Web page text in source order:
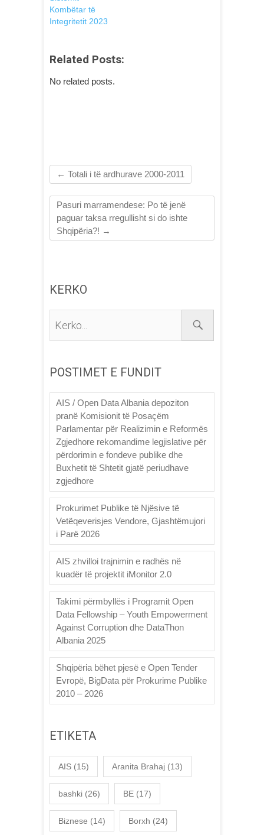
Kombëtar të
Integritetit 2023
Related Posts:
No related posts.
← Totali i të ardhurave 2000-2011
Pasuri marramendese: Po të jenë
paguar taksa rregullisht si do ishte
Shqipëria?! →
KERKO
POSTIMET E FUNDIT
AIS / Open Data Albania depoziton
pranë Komisionit të Posaçëm
Parlamentar për Realizimin e Reformës
Zgjedhore rekomandime legjislative për
përdorimin e fondeve publike dhe
Buxhetit të Shtetit gjatë periudhave
zgjedhore
Prokurimet Publike të Njësive të
Vetëqeverisjes Vendore, Gjashtëmujori
i Parë 2026
AIS zhvilloi trajnimin e radhës në
kuadër të projektit iMonitor 2.0
Takimi përmbyllës i Programit Open
Data Fellowship – Youth Empowerment
Against Corruption dhe DataThon
Albania 2025
Shqipëria bëhet pjesë e Open Tender
Evropë, BigData për Prokurime Publike
2010 – 2026
ETIKETA
AIS (15) Aranita Brahaj (13)
bashki (26) BE (17)
Biznese (14) Borxh (24)